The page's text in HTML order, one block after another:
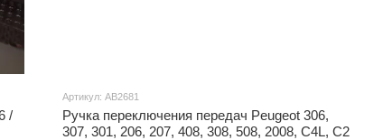
/
Артикул: AB2681
Ручка переключения передач Peugeot 306,
307, 301, 206, 207, 408, 308, 508, 2008, C4L, C2